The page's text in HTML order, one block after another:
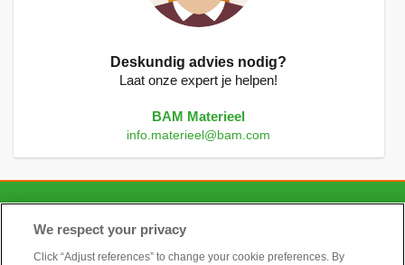
Deskundig advies nodig?
Laat onze expert je helpen!
BAM Materieel
info.materieel@bam.com
CONTACT
We respect your privacy
Click “Adjust references” to change your cookie preferences. By